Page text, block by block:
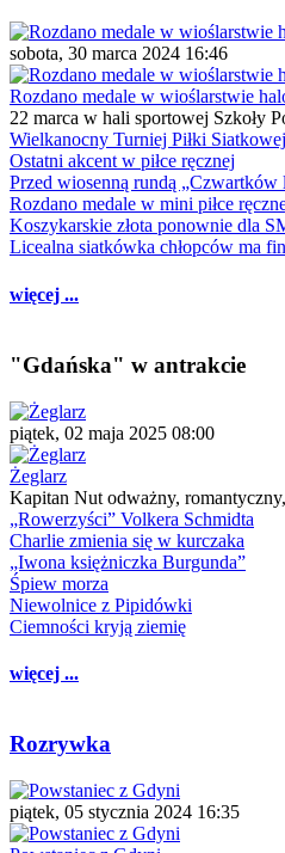
sobota, 30 marca 2024 16:46
Rozdano medale w wioślarstwie
22 marca w hali sportowej Szkoły
Wielkanocny Turniej Piłki
Ostatni akcent w piłce ręcznej
Przed wiosenną rundą „Czwartków
Rozdano medale w mini piłce
Koszykarskie złota ponownie dla
Licealna siatkówka chłopców ma
więcej ...
"Gdańska" w antrakcie
piątek, 02 maja 2025 08:00
Żeglarz
Kapitan Nut odważny,
„Rowerzyści” Volkera Schmidta
Charlie zmienia się w kurczaka
„Iwona księżniczka Burgunda”
Śpiew morza
Niewolnice z Pipidówki
Ciemności kryją ziemię
więcej ...
Rozrywka
piątek, 05 stycznia 2024 16:35